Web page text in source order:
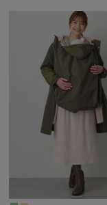
保育園・入園準備特集
ファルスカ
デロンギ
入院準備の持ち物チェック